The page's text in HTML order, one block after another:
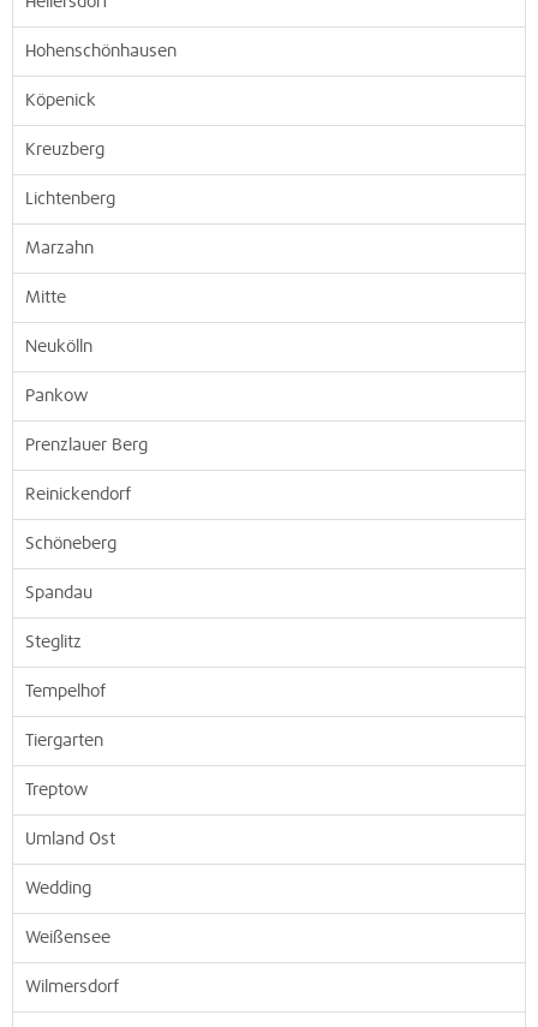
Hohenschönhausen
Köpenick
Kreuzberg
Lichtenberg
Marzahn
Mitte
Neukölln
Pankow
Prenzlauer Berg
Reinickendorf
Schöneberg
Spandau
Steglitz
Tempelhof
Tiergarten
Treptow
Umland Ost
Wedding
Weißensee
Wilmersdorf